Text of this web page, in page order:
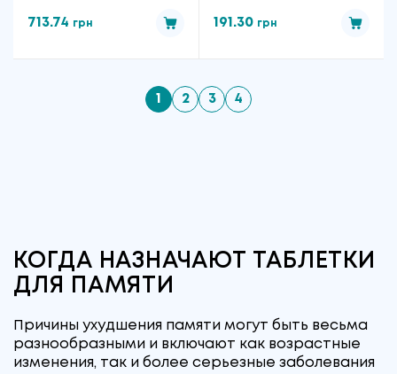
713.74 грн 191.30 грн
1 2 3 4
КОГДА НАЗНАЧАЮТ ТАБЛЕТКИ
ДЛЯ ПАМЯТИ
Причины ухудшения памяти могут быть весьма
разнообразными и включают как возрастные
изменения, так и более серьезные заболевания